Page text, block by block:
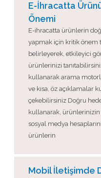
E-İhracatta
Önemi
E-ihracatta ürünlerin
yapmak için kritik önem
belirleyerek, etkileyici
ürünlerinizi
kullanarak arama
ve kısa, öz açıklamalar
çekebilirsiniz Doğru
kullanarak,
sosyal medya
ürünlerin
Mobil İletişimde